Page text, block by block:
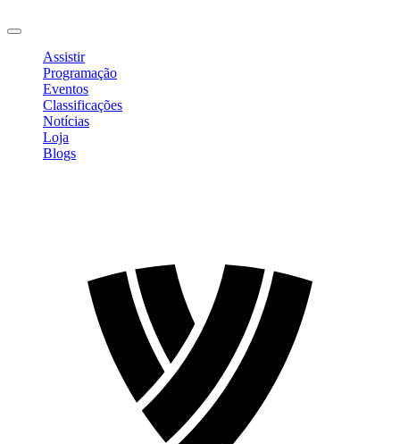
Assistir
Programação
Eventos
Classificações
Notícias
Loja
Blogs